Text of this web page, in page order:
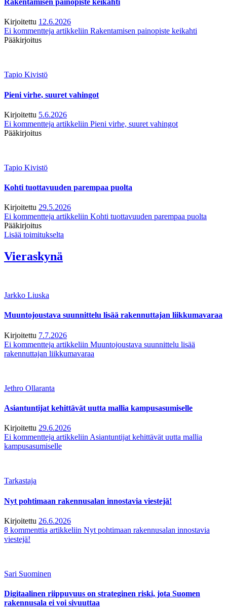
Rakentamisen painopiste keikahti
Kirjoitettu 12.6.2026
Ei kommentteja artikkeliin Rakentamisen painopiste keikahti
Pääkirjoitus
Tapio Kivistö
Pieni virhe, suuret vahingot
Kirjoitettu 5.6.2026
Ei kommentteja artikkeliin Pieni virhe, suuret vahingot
Pääkirjoitus
Tapio Kivistö
Kohti tuottavuuden parempaa puolta
Kirjoitettu 29.5.2026
Ei kommentteja artikkeliin Kohti tuottavuuden parempaa puolta
Pääkirjoitus
Lisää toimitukselta
Vieraskynä
Jarkko Liuska
Muuntojoustava suunnittelu lisää rakennuttajan liikkumavaraa
Kirjoitettu 7.7.2026
Ei kommentteja artikkeliin Muuntojoustava suunnittelu lisää
rakennuttajan liikkumavaraa
Jethro Ollaranta
Asiantuntijat kehittävät uutta mallia kampusasumiselle
Kirjoitettu 29.6.2026
Ei kommentteja artikkeliin Asiantuntijat kehittävät uutta mallia
kampusasumiselle
Tarkastaja
Nyt pohtimaan rakennusalan innostavia viestejä!
Kirjoitettu 26.6.2026
8 kommenttia artikkeliin Nyt pohtimaan rakennusalan innostavia
viestejä!
Sari Suominen
Digitaalinen riippuvuus on strateginen riski, jota Suomen
rakennusala ei voi sivuuttaa